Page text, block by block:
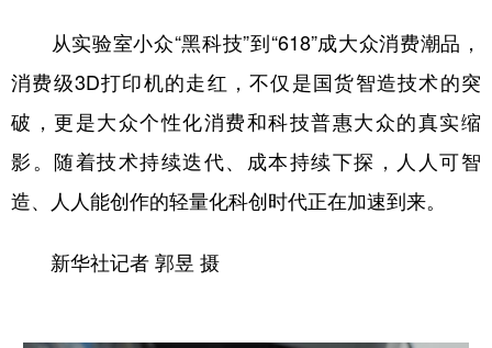
从实验室小众“黑科技”到“618”成大众消费潮品，
消费级3D打印机的走红，不仅是国货智造技术的突
破，更是大众个性化消费和科技普惠大众的真实缩
影。随着技术持续迭代、成本持续下探，人人可智
造、人人能创作的轻量化科创时代正在加速到来。
新华社记者 郭昱 摄